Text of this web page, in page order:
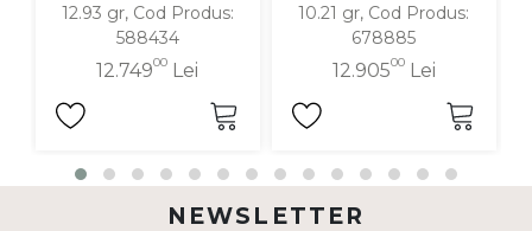
12.93 gr, Cod Produs:
588434
12.74900 Lei
10.21 gr, Cod Produs:
678885
12.90500Lei
NEWSLETTER